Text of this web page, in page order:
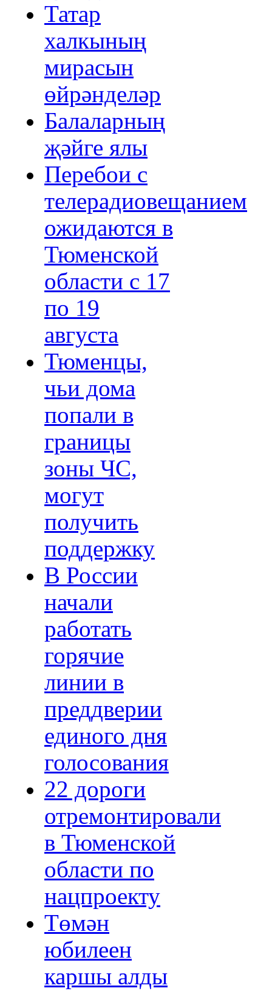
Татар
халкының
мирасын
өйрәнделәр
Балаларның
җәйге ялы
Перебои с
телерадиовещанием
ожидаются в
Тюменской
области с 17
по 19
августа
Тюменцы,
чьи дома
попали в
границы
зоны ЧС,
могут
получить
поддержку
В России
начали
работать
горячие
линии в
преддверии
единого дня
голосования
22 дороги
отремонтировали
в Тюменской
области по
нацпроекту
Төмән
юбилеен
каршы алды